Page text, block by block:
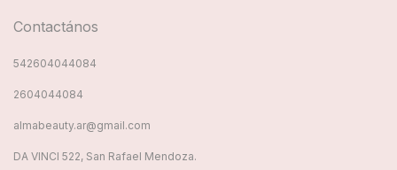
Contactános
542604044084
2604044084
almabeauty.ar@gmail.com
DA VINCI 522, San Rafael Mendoza.